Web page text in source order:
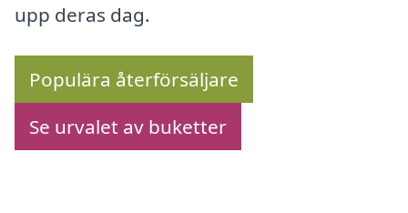
upp deras dag.
Populära återförsäljare
Se urvalet av buketter